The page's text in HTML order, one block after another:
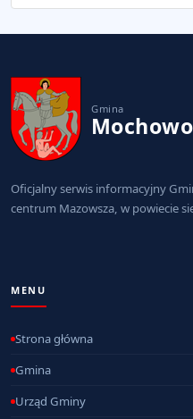
Gmina
Mochowo
Oficjalny serwis informacyjny
centrum Mazowsza, w powiecie
MENU
Strona główna
Gmina
Urząd Gminy